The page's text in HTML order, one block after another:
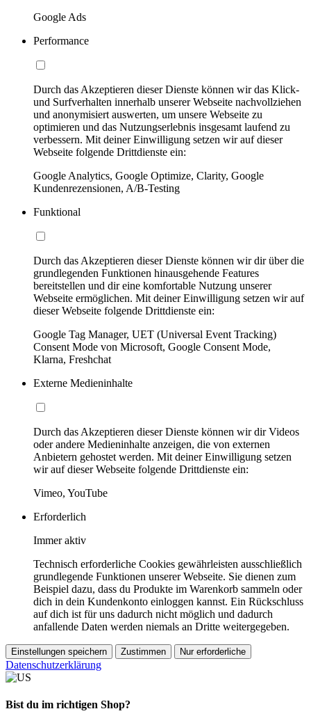
Google Ads
Performance
Durch das Akzeptieren dieser Dienste können wir das Klick-
und Surfverhalten innerhalb unserer Webseite nachvollziehen
und anonymisiert auswerten, um unsere Webseite zu
optimieren und das Nutzungserlebnis insgesamt laufend zu
verbessern. Mit deiner Einwilligung setzen wir auf dieser
Webseite folgende Drittdienste ein:
Google Analytics, Google Optimize, Clarity, Google
Kundenrezensionen, A/B-Testing
Funktional
Durch das Akzeptieren dieser Dienste können wir dir über die
grundlegenden Funktionen hinausgehende Features
bereitstellen und dir eine komfortable Nutzung unserer
Webseite ermöglichen. Mit deiner Einwilligung setzen wir auf
dieser Webseite folgende Drittdienste ein:
Google Tag Manager, UET (Universal Event Tracking)
Consent Mode von Microsoft, Google Consent Mode,
Klarna, Freshchat
Externe Medieninhalte
Durch das Akzeptieren dieser Dienste können wir dir Videos
oder andere Medieninhalte anzeigen, die von externen
Anbietern gehostet werden. Mit deiner Einwilligung setzen
wir auf dieser Webseite folgende Drittdienste ein:
Vimeo, YouTube
Erforderlich
Immer aktiv
Technisch erforderliche Cookies gewährleisten ausschließlich
grundlegende Funktionen unserer Webseite. Sie dienen zum
Beispiel dazu, dass du Produkte im Warenkorb sammeln oder
dich in dein Kundenkonto einloggen kannst. Ein Rückschluss
auf dich ist für uns dadurch nicht möglich und dadurch
anfallende Daten werden niemals an Dritte weitergegeben.
Einstellungen speichern Zustimmen Nur erforderliche
Datenschutzerklärung
Bist du im richtigen Shop?